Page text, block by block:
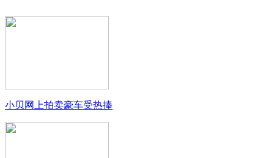
小贝网上拍卖豪车受热捧